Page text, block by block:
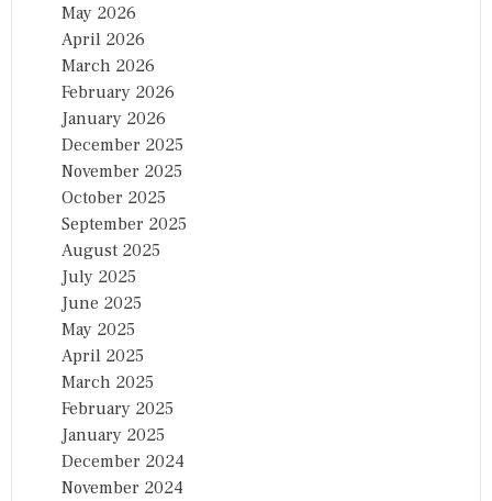
May 2026
April 2026
March 2026
February 2026
January 2026
December 2025
November 2025
October 2025
September 2025
August 2025
July 2025
June 2025
May 2025
April 2025
March 2025
February 2025
January 2025
December 2024
November 2024